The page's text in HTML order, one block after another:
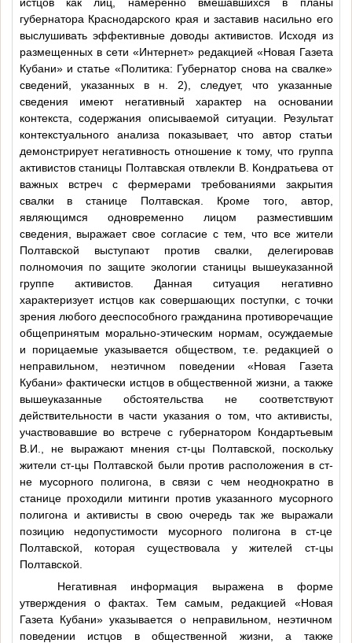
губернатора Краснодарского края и заставив насильно его
выслушивать эффективные доводы активистов. Исходя из
размещенных в сети «Интернет» редакцией «Новая Газета
Кубани» и статье «Политика: Губернатор снова на свалке»
сведений, указанных в н. 2), следует, что указанные
сведения имеют негативный характер на основании
контекста, содержания описываемой ситуации. Результат
контекстуального анализа показывает, что автор статьи
демонстрирует негативность отношение к тому, что группа
активистов станицы Полтавская отвлекли В. Кондратьева от
важных встреч с фермерами требованиями закрытия
свалки в станице Полтавская. Кроме того, автор,
являющимся одновременно лицом разместившим
сведения, выражает свое согласие с тем, что все жители
Полтавской выступают против свалки, делегировав
полномочия по защите экологии станицы вышеуказанной
группе активистов. Данная ситуация негативно
характеризует истцов как совершающих поступки, с точки
зрения любого дееспособного гражданина противоречащие
общепринятым морально-этическим нормам, осуждаемые
и порицаемые указывается обществом, т.е. редакцией о
неправильном, неэтичном поведении «Новая Газета
Кубани» фактически истцов в общественной жизни, а также
вышеуказанные обстоятельства не соответствуют
действительности в части указания о том, что активисты,
участвовавшие во встрече с губернатором Кондартьевым
В.И., не выражают мнения ст-цы Полтавской, поскольку
жители ст-цы Полтавской были против расположения в ст-
не мусорного полигона, в связи с чем неоднократно в
станице проходили митинги против указанного мусорного
полигона и активисты в свою очередь так же выражали
позицию недопустимости мусорного полигона в ст-це
Полтавской, которая существовала у жителей ст-цы
Полтавской.
Негативная информация выражена в форме
утверждения о фактах. Тем самым, редакцией «Новая
Газета Кубани» указывается о неправильном, неэтичном
поведении истцов в общественной жизни, а также